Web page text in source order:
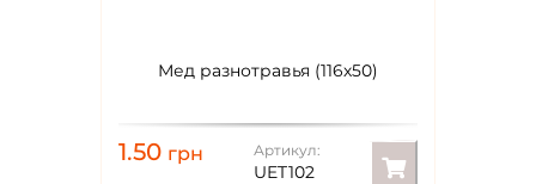
Мед разнотравья (116х50)
1.50 грн Артикул:
UET102